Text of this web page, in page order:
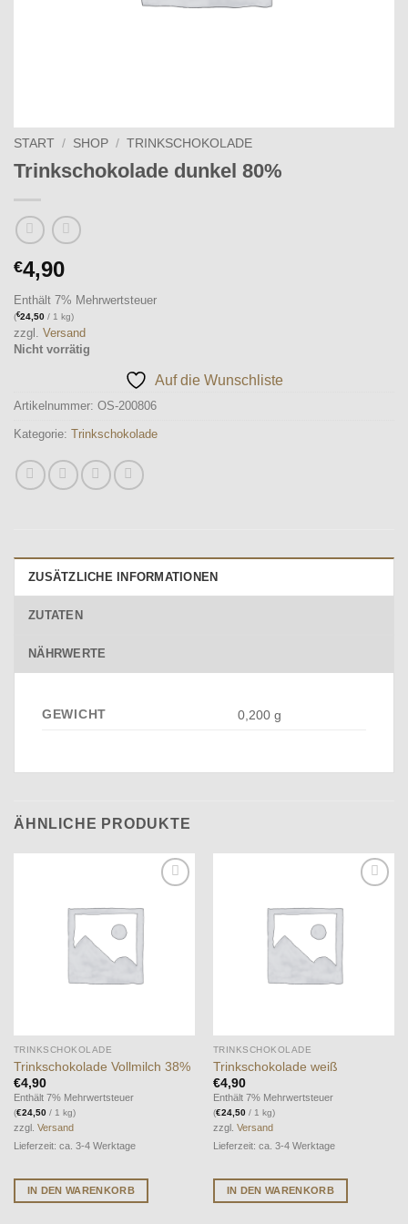
START / SHOP / TRINKSCHOKOLADE
Trinkschokolade dunkel 80%
€4,90
Enthält 7% Mehrwertsteuer
(€24,50 / 1 kg)
zzgl. Versand
Nicht vorrätig
Auf die Wunschliste
Artikelnummer: OS-200806
Kategorie: Trinkschokolade
ZUSÄTZLICHE INFORMATIONEN
ZUTATEN
NÄHRWERTE
GEWICHT 0,200 g
ÄHNLICHE PRODUKTE
Wunschliste
TRINKSCHOKOLADE
Trinkschokolade Vollmilch 38%
€4,90
Enthält 7% Mehrwertsteuer
(€24,50/ 1 kg)
zzgl. Versand
Lieferzeit: ca. 3-4 Werktage
IN DEN WARENKORB
Wunschliste
TRINKSCHOKOLADE
Trinkschokolade weiß
€4,90
Enthält 7% Mehrwertsteuer
(€24,50/ 1 kg)
zzgl. Versand
Lieferzeit: ca. 3-4 Werktage
IN DEN WARENKORB